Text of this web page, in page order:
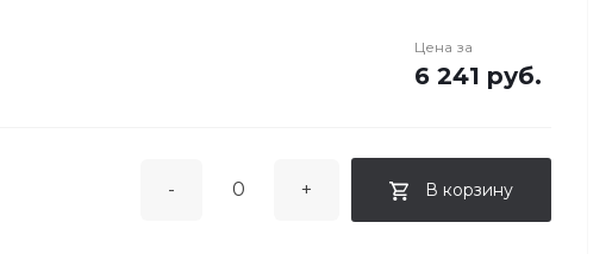
Цена за
6 241 руб.
- + В корзину